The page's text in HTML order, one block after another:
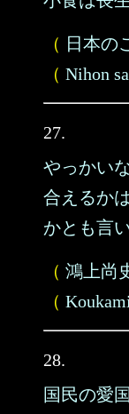
（ 日本の
（ Nihon
27.
やっかい
合えるか
かとも言
（ 鴻上尚
（
28.
国民の愛